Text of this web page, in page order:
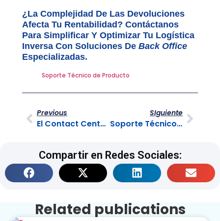
¿La Complejidad De Las Devoluciones
Afecta Tu Rentabilidad? Contáctanos
Para Simplificar Y Optimizar Tu Logística
Inversa Con Soluciones De Back Office
Especializadas.
Soporte Técnico de Producto
Previous
El Contact Center como Centro de Liderazgo y Talento
SIguiente
Soporte Técnico de Producto
Compartir en Redes Sociales:
Related publications